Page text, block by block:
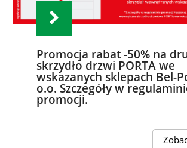
Promocja rabat -50% na
skrzydło drzwi PORTA we
wskazanych sklepach Bel-
o.o. Szczegóły w
promocji.